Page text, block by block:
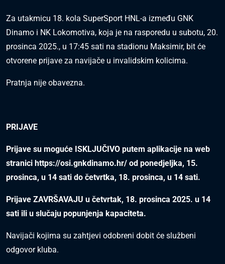
Za utakmicu 18. kola SuperSport HNL-a između GNK
Dinamo i NK Lokomotiva, koja je na rasporedu u subotu, 20.
prosinca 2025., u 17:45 sati na stadionu Maksimir, bit će
otvorene prijave za navijače u invalidskim kolicima.
Pratnja nije obavezna.
PRIJAVE
Prijave su moguće ISKLJUČIVO putem aplikacije na web
stranici https://osi.gnkdinamo.hr/ od ponedjeljka, 15.
prosinca, u 14 sati do četvrtka, 18. prosinca, u 14 sati.
Prijave ZAVRŠAVAJU u četvrtak, 18. prosinca 2025. u 14
sati ili u slučaju popunjenja kapaciteta.
Navijači kojima su zahtjevi odobreni dobit će službeni
odgovor kluba.